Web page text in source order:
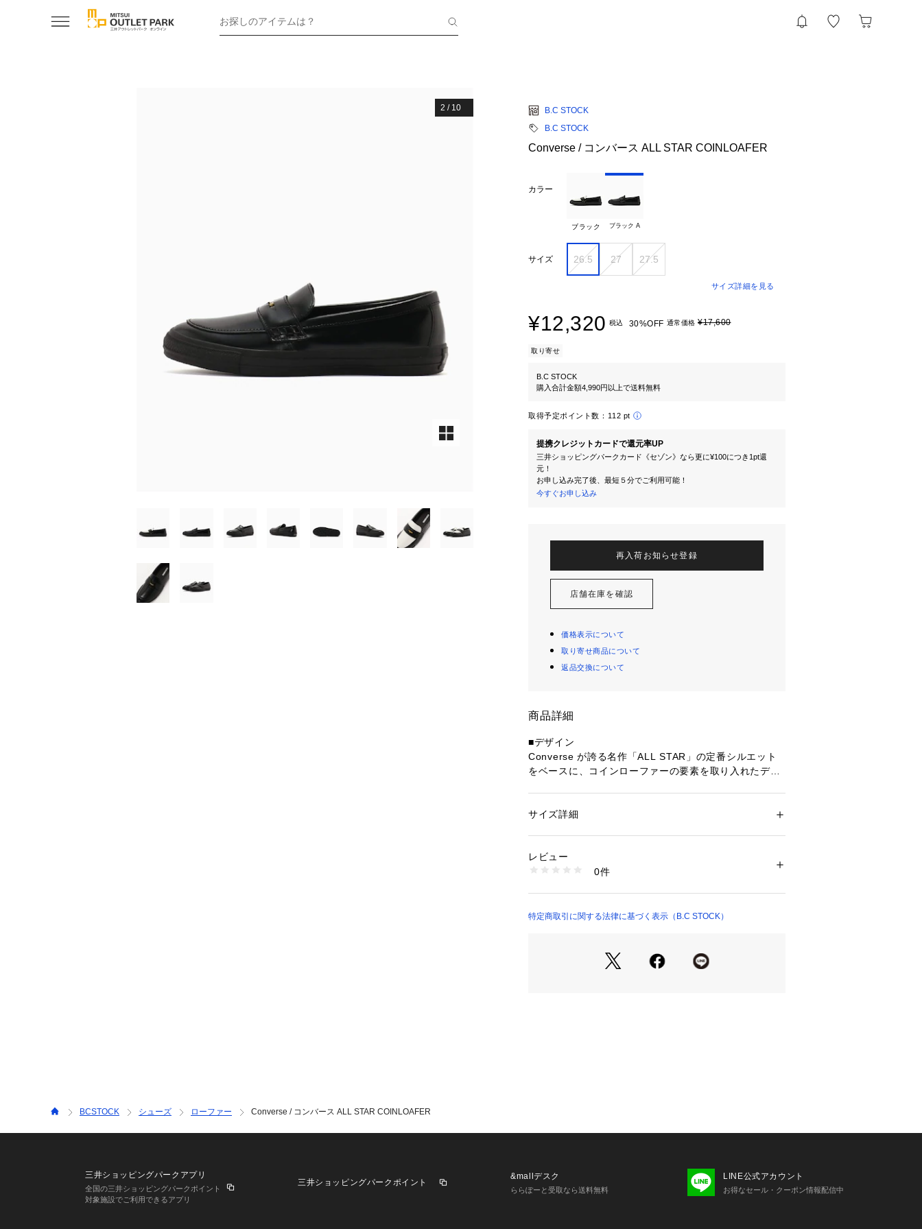
お探しのアイテムは？
2 / 10
B.C STOCK
B.C STOCK
Converse / コンバース ALL STAR COINLOAFER
カラー
ブラック ブラック A
サイズ 26.5 27 27.5
サイズ詳細を見る
¥12,320 税込 30%OFF 通常価格 ¥17,600
取り寄せ
B.C STOCK
購入合計金額4,990円以上で送料無料
取得予定ポイント数： 112 pt
提携クレジットカードで還元率UP
三井ショッピングパークカード《セゾン》なら更に¥100につき1pt還
元！
お申し込み完了後、最短５分でご利用可能！
今すぐお申し込み
再入荷お知らせ登録
店舗在庫を確認
価格表示について
取り寄せ商品について
返品交換について
商品詳細
■デザイン
Converse が誇る名作「ALL STAR」の定番シルエット
をベースに、コインローファーの要素を取り入れたデザ
とし込み、スニーカーでありながらローファーの雰囲気
クラシックな印象をプラスしています。
ローファーとスニーカー、両方の要素を併せ持つ佇まい
■素材
革靴のような落ち着いた表情に仕上げられています。
スニーカーの構造を活かしながら、きれいめな印象を持
マーキス・M・コンバースが設立したコンバース・ラバ
ー・シュー・カンパニーが起源。コンバースの代表作で
性別：メンズ
商品番号：
26093730001910 （ショップ）
サイズ詳細
レビュー
0件
特定商取引に関する法律に基づく表示（B.C STOCK）
BCSTOCK シューズ ローファー Converse / コンバース ALL STAR COINLOAFER
三井ショッピングパークアプリ
全国の三井ショッピングパークポイント
対象施設でご利用できるアプリ
三井ショッピングパークポイント
&mallデスク
ららぽーと受取なら送料無料
LINE公式アカウント
お得なセール・クーポン情報配信中